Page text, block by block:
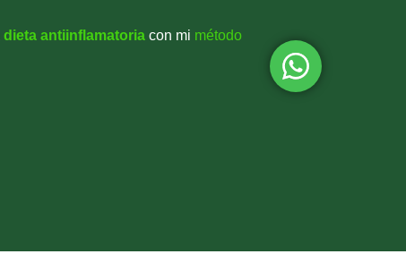
dieta antiinflamatoria con mi método